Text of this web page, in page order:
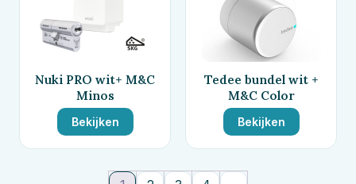
Nuki PRO wit+ M&C
Minos
Bekijken
Tedee bundel wit +
M&C Color
Bekijken